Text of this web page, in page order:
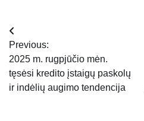
Navigacija
tarp
įrašų
Previous:
2025 m. rugpjūčio mėn.
tęsėsi kredito įstaigų paskolų
ir indėlių augimo tendencija